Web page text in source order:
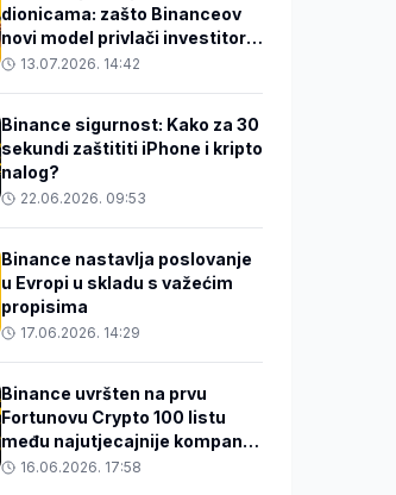
dionicama: zašto Binanceov
novi model privlači investitore
s tržišta u razvoju
13.07.2026. 14:42
Binance sigurnost: Kako za 30
sekundi zaštititi iPhone i kripto
nalog?
22.06.2026. 09:53
Binance nastavlja poslovanje
u Evropi u skladu s važećim
propisima
17.06.2026. 14:29
Binance uvršten na prvu
Fortunovu Crypto 100 listu
među najutjecajnije kompanije
koje oblikuju budućnost
16.06.2026. 17:58